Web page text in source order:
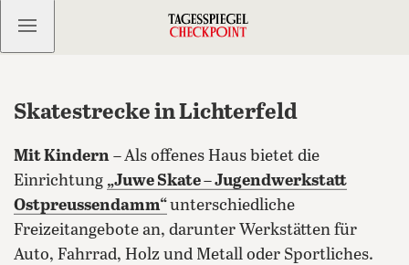
Kostenlos anmelden
Skatestrecke in Lichterfeld
Mit Kindern –Als offenes Haus bietet die
Einrichtung „Juwe Skate – Jugendwerkstatt
Ostpreussendamm“unterschiedliche
Freizeitangebote an, darunter Werkstätten für
Auto, Fahrrad, Holz und Metall oder Sportliches.